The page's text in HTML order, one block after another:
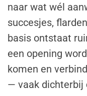
naar wat wél
succesjes,
basis ontstaat
een opening
komen en
— vaak dichterbij